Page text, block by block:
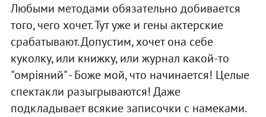
Любыми методами обязательно добивается
того, чего хочет. Тут уже и гены актерские
срабатывают. Допустим, хочет она себе
куколку, или книжку, или журнал какой-то
"омріяний" - Боже мой, что начинается! Целые
спектакли разыгрываются! Даже
подкладывает всякие записочки с намеками.